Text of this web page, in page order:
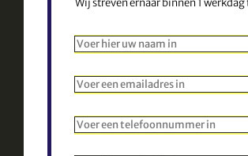
Wij streven ernaar binnen 1 werkdag
Dit veld is verplicht
Voer een geldig e-mailadres in
Voer een geldig telefoonnummer